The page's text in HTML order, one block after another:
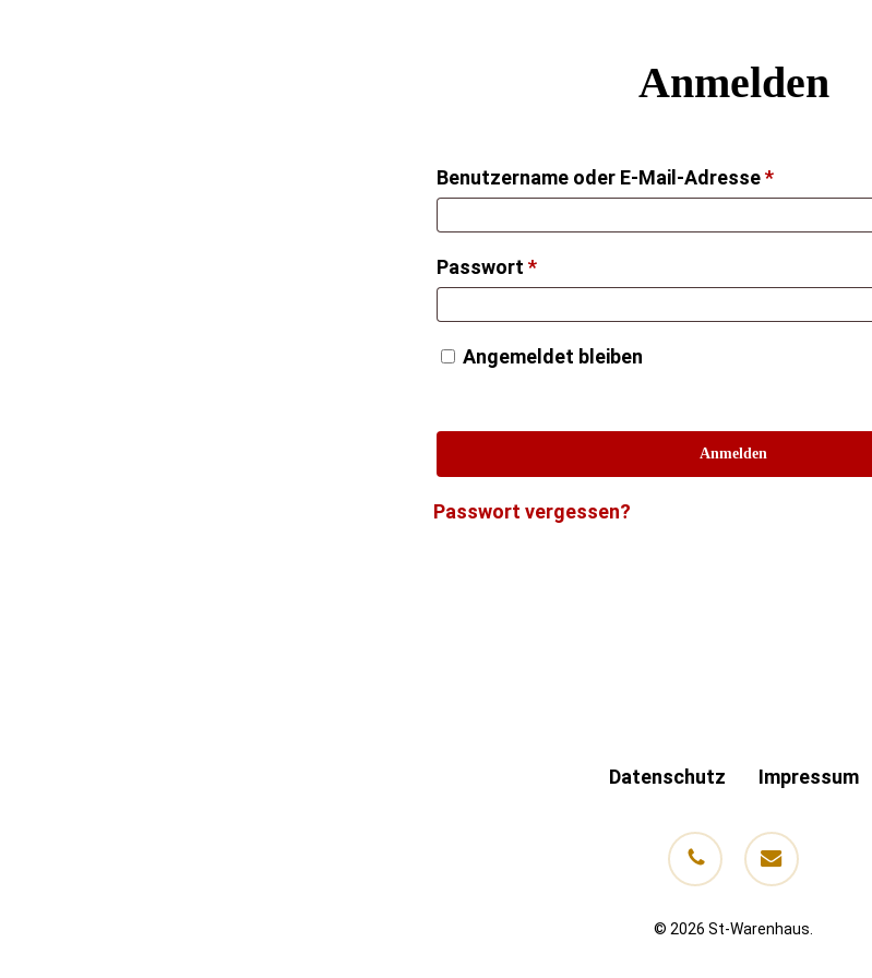
Anmelden
Benutzername oder E-Mail-Adresse*Erforderlich
Passwort *Erforderlich
Angemeldet bleiben
Anmelden
Passwort vergessen?
Datenschutz Impressum
phone email
© 2026 St-Warenhaus.